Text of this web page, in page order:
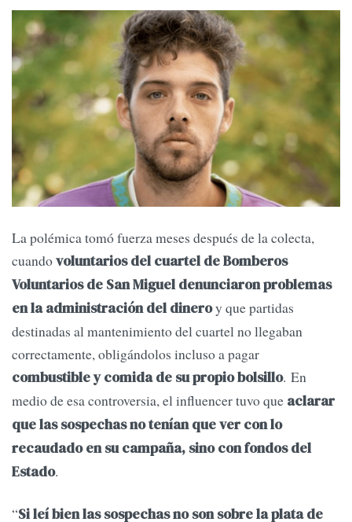
La polémica tomó fuerza meses después de la colecta,
cuandovoluntarios del cuartel de Bomberos
Voluntarios de San Miguel denunciaron problemas
en la administración del dineroy que partidas
destinadas al mantenimiento del cuartel no llegaban
correctamente, obligándolos incluso a pagar
combustible y comida de su propio bolsillo. En
medio de esa controversia, el influencer tuvo que aclarar
que las sospechas no tenían que ver con lo
recaudado en su campaña, sino con fondos del
Estado.
“Si leí bien las sospechas no son sobre la plata de